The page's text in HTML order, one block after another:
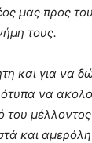
μας προς
τους.
και για να
να
του
και